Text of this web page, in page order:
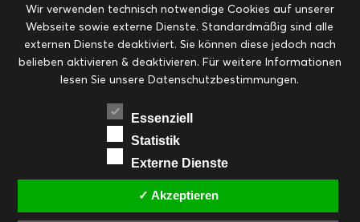
Eingemachtes Ohne Kategorie Ostern Resteküche
RezepteSaisonalSliderStartseite
Suppen, Salate & Vorspeisen Vorspeisen &
Vorspeisen, Salate & Suppen
Weihnachten Workshops & Events
PINTEREST
Wir verwenden technisch notwendige Cookies auf unserer
Webseite sowie externe Dienste. Standardmäßig sind alle
externen Dienste deaktiviert. Sie können diese jedoch nach
belieben aktivieren & deaktivieren. Für weitere Informationen
lesen Sie unsere Datenschutzbestimmungen.
Essenziell
Statistik
Externe Dienste
✓ Akzeptieren